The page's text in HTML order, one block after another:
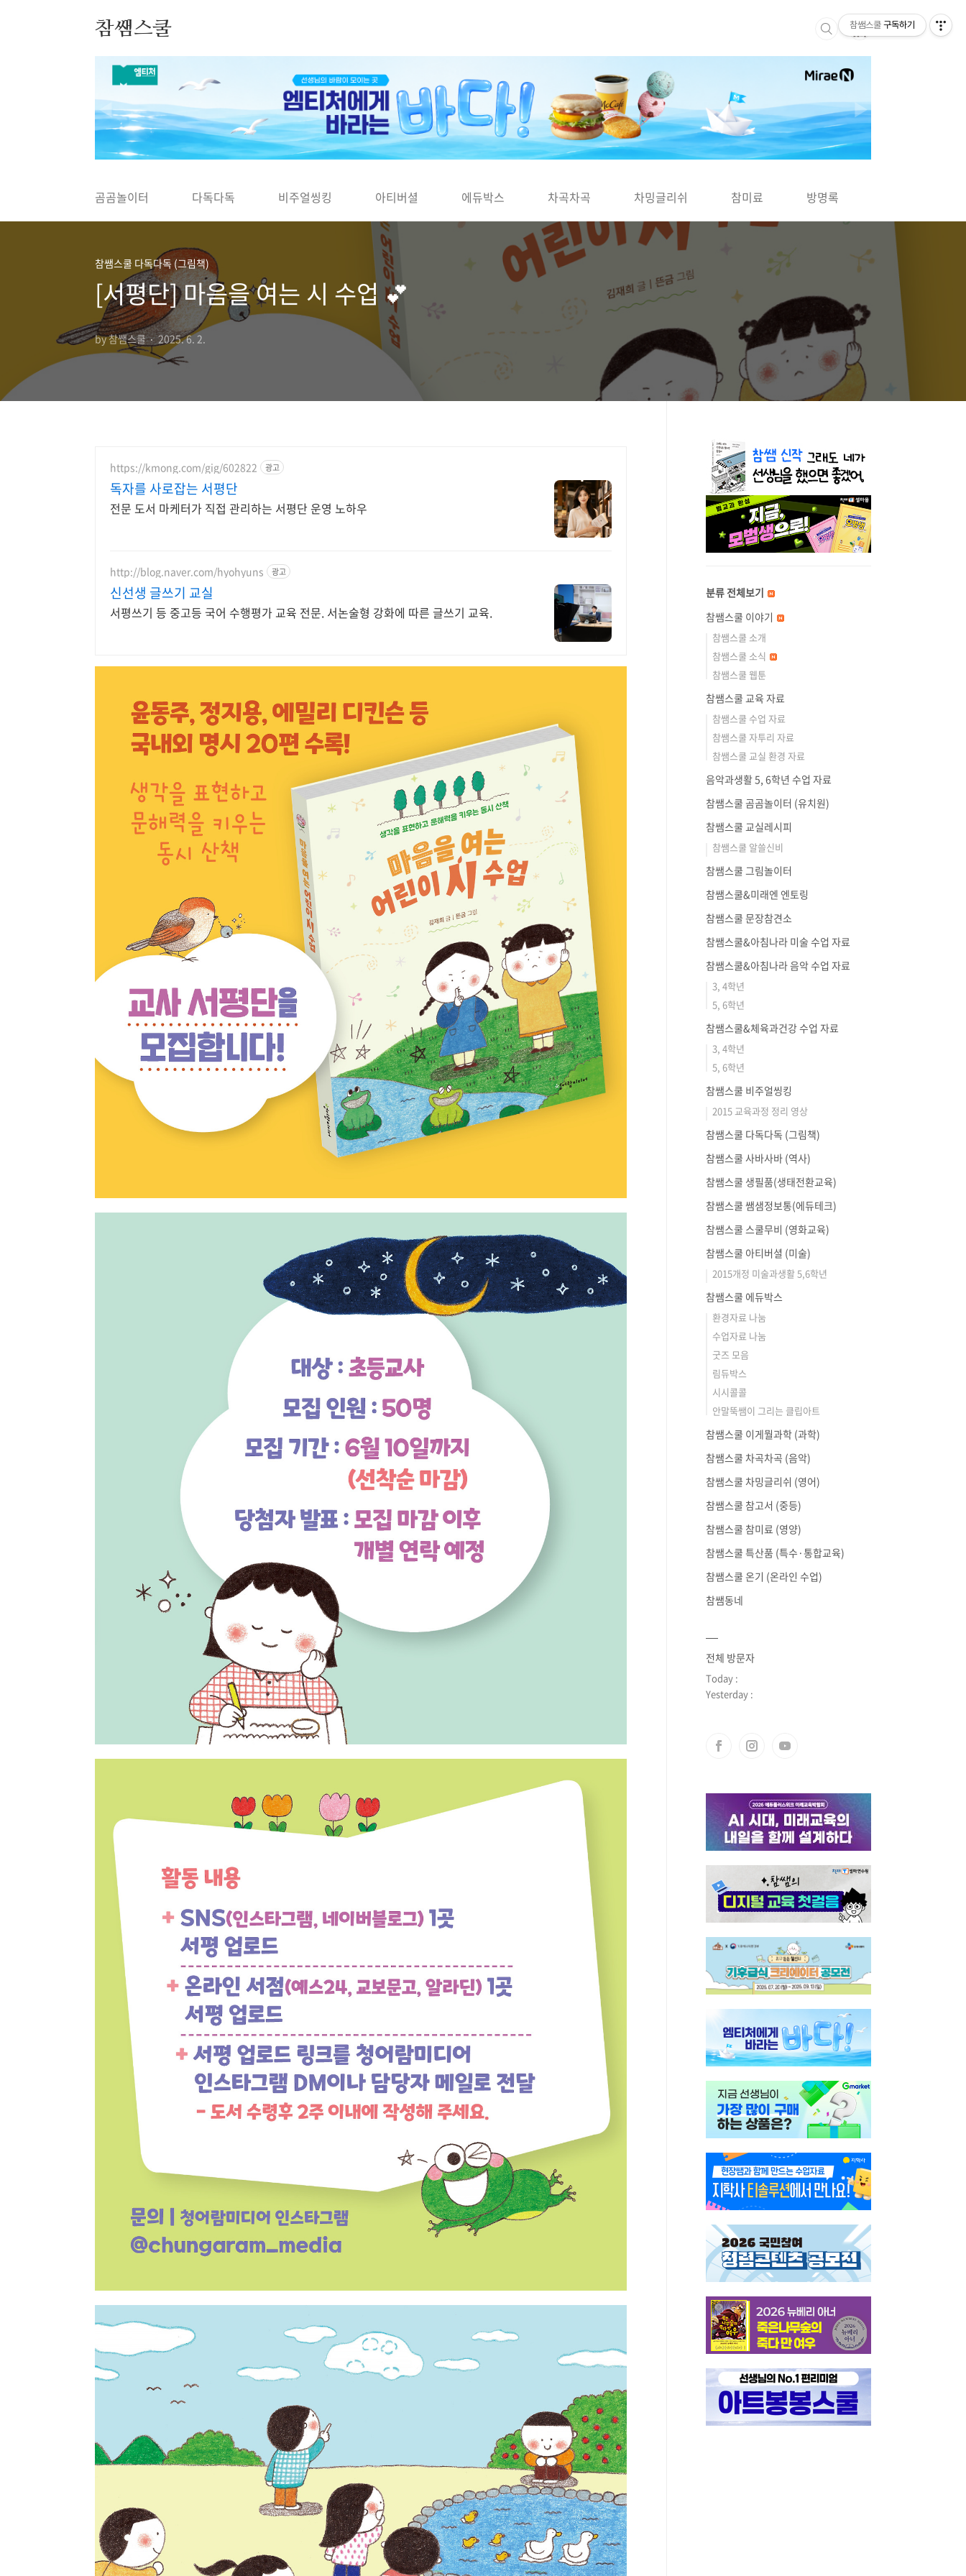
참쌤스쿨
◀ ▶
곰곰놀이터 다독다독 비주얼씽킹 아티버셜 에듀박스 차곡차곡 차밍글리쉬 참미료 방명록
참쌤스쿨 다독다독 (그림책)
[서평단] 마음을 여는 시 수업 💕
by 참쌤스쿨 2025. 6. 2.
https://kmong.com/gig/602822 광고
독자를 사로잡는 서평단
전문 도서 마케터가 직접 관리하는 서평단 운영 노하우
http://blog.naver.com/hyohyuns 광고
신선생 글쓰기 교실
서평쓰기 등 중고등 국어 수행평가 교육 전문. 서논술형 강화에 따른 글쓰기 교육.
분류 전체보기
참쌤스쿨 이야기
참쌤스쿨 소개
참쌤스쿨 소식
참쌤스쿨 웹툰
참쌤스쿨 교육 자료
참쌤스쿨 수업 자료
참쌤스쿨 자투리 자료
참쌤스쿨 교실 환경 자료
음악과생활 5, 6학년 수업 자료
참쌤스쿨 곰곰놀이터 (유치원)
참쌤스쿨 교실레시피
참쌤스쿨 알쓸신비
참쌤스쿨 그림놀이터
참쌤스쿨&미래엔 엔토링
참쌤스쿨 문장참견소
참쌤스쿨&아침나라 미술 수업 자료
참쌤스쿨&아침나라 음악 수업 자료
3, 4학년
5, 6학년
참쌤스쿨&체육과건강 수업 자료
3, 4학년
5, 6학년
참쌤스쿨 비주얼씽킹
2015 교육과정 정리 영상
참쌤스쿨 다독다독 (그림책)
참쌤스쿨 사바사바 (역사)
참쌤스쿨 생필품(생태전환교육)
참쌤스쿨 쌤샘정보통(에듀테크)
참쌤스쿨 스쿨무비 (영화교육)
참쌤스쿨 아티버셜 (미술)
2015개정 미술과생활 5,6학년
참쌤스쿨 에듀박스
환경자료 나눔
수업자료 나눔
굿즈 모음
림듀박스
시시콜콜
안말뚝쌤이 그리는 클립아트
참쌤스쿨 이게뭘과학 (과학)
참쌤스쿨 차곡차곡 (음악)
참쌤스쿨 차밍글리쉬 (영어)
참쌤스쿨 참고서 (중등)
참쌤스쿨 참미료 (영양)
참쌤스쿨 특산품 (특수·통합교육)
참쌤스쿨 온기 (온라인 수업)
참쌤동네
전체 방문자
Today :
Yesterday :
참쌤스쿨 구독하기